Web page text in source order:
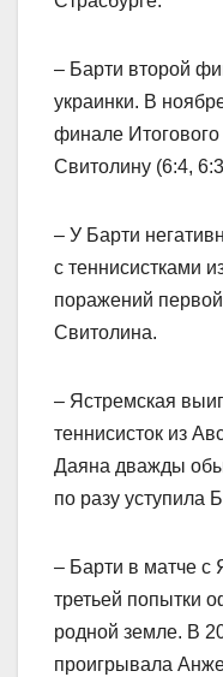
– Барти второй
украинки. В
финале
Свитолину (6:4,
– У Барти
с теннисистками
поражений
Свитолина.
– Ястремская
теннисисток из
Даяна дважды
по разу уступила
– Барти в матче с
третьей попытки
родной земле. В
проигрывала